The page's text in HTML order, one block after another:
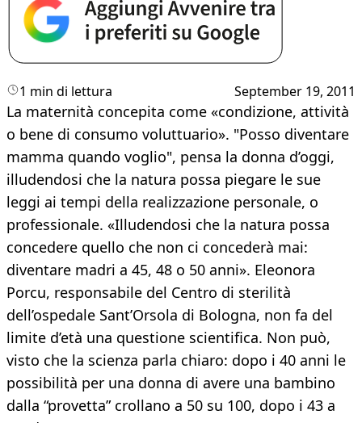
1 min di lettura September 19, 2011
La maternità concepita come «condizione, attività
o bene di consumo voluttuario». "Posso diventare
mamma quando voglio", pensa la donna d’oggi,
illudendosi che la natura possa piegare le sue
leggi ai tempi della realizzazione personale, o
professionale. «Illudendosi che la natura possa
concedere quello che non ci concederà mai:
diventare madri a 45, 48 o 50 anni». Eleonora
Porcu, responsabile del Centro di sterilità
dell’ospedale Sant’Orsola di Bologna, non fa del
limite d’età una questione scientifica. Non può,
visto che la scienza parla chiaro: dopo i 40 anni le
possibilità per una donna di avere una bambino
dalla “provetta” crollano a 50 su 100, dopo i 43 a